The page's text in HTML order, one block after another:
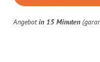
Angebotin 15 Minuten